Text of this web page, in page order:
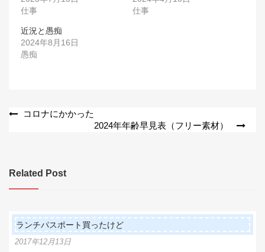
仕事
仕事
近況と愚痴
2024年8月16日
愚痴
投
ビ
ゲ
シ
ョ
コロナにかかった
2024年年齢早見表（フリー素材）
Related Post
ランチパスポート買ったけど
2017年12月13日